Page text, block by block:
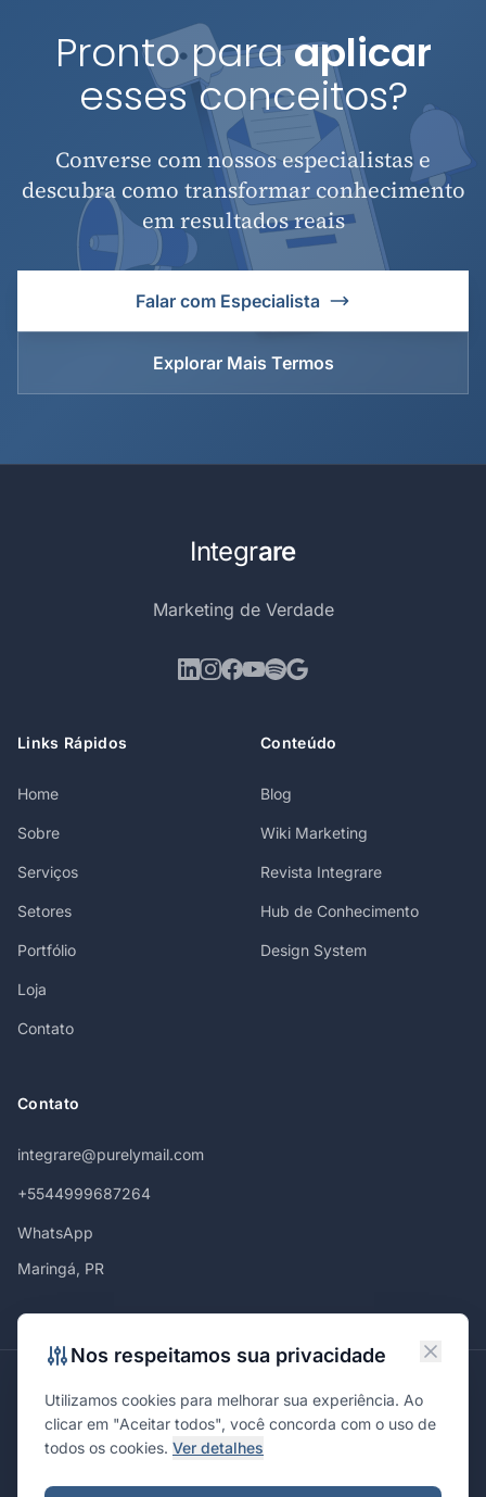
Pronto paraaplicar
esses conceitos?
Converse com nossos especialistas e
descubra como transformar conhecimento
em resultados reais
Falar com Especialista
Explorar Mais Termos
Integrare
Marketing de Verdade
Links Rápidos
Home
Sobre
Serviços
Setores
Portfólio
Loja
Contato
Conteúdo
Blog
Wiki Marketing
Revista Integrare
Hub de Conhecimento
Design System
Contato
integrare@purelymail.com
+5544999687264
WhatsApp
Maringá, PR
MaringáCuritibaSão PauloLondrinaCascavelPonta Grossa
Florianópolis BrasíliaJoinvilleCampinas
Nos respeitamos sua privacidade
Utilizamos cookies para melhorar sua experiência. Ao
clicar em "Aceitar todos", você concorda com o uso de
todos os cookies. Ver detalhes